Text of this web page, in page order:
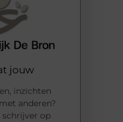
jouw
inzichten
anderen?
schrijver op